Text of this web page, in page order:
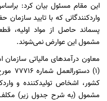
این مقام مسئول بیان کرد:
واردکنندگانی که با تایید
پسماند حاصل از مواد اولیه،
مشمول این عوارض نمی‌شوند.
معاون درآمد‌های مالیاتی سازمان
کشور، اشخاص تولیدکننده و
مشمول (به شرح جدول زیر) مکلف